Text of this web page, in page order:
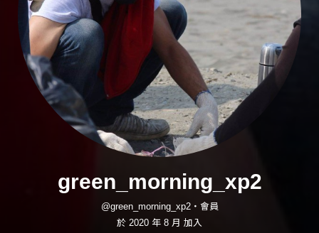
green_morning_xp2
@green_morning_xp2・會員
於 2020 年 8 月 加入